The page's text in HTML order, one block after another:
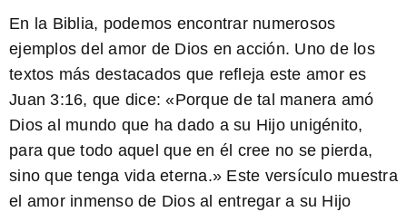
En la Biblia, podemos encontrar numerosos
ejemplos del amor de Dios en acción. Uno de los
textos más destacados que refleja este amor es
Juan 3:16, que dice: «Porque de tal manera amó
Dios al mundo que ha dado a su Hijo unigénito,
para que todo aquel que en él cree no se pierda,
sino que tenga vida eterna.» Este versículo muestra
el amor inmenso de Dios al entregar a su Hijo